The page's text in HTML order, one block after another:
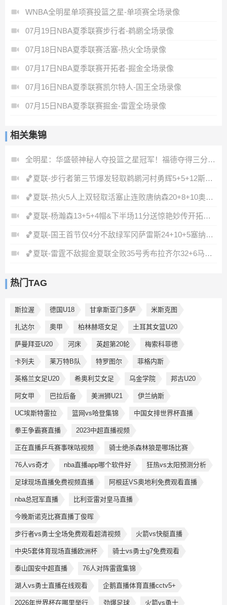
WNBA全明星单项赛投篮之星-单项赛全场录像
07月19日NBA夏季联赛步行者-鹈鹕全场录像
07月18日NBA夏季联赛活塞-热火全场录像
07月17日NBA夏季联赛开拓者-掘金全场录像
07月16日NBA夏季联赛凯尔特人-国王全场录像
07月15日NBA夏季联赛掘金-雷霆全场录像
相关集锦
全明星：华盛顿神秘人夺投篮之星冠军！福德夺得三分大赛冠军！
🏀夏联-步行者第三节爆发轻取鹈鹕河村勇辉5+5+12斯劳森22分
🏀夏联-热火5人上双轻取活塞止连败唐纳森20+8+10奥科里27分
🏀夏联-杨瀚森13+5+4帽&下半场11分送惊艳妙传开拓者力克掘金
🏀夏联-国王首节仅4分不敌绿军冈萨雷斯24+10+5塞纳克10+12
🏀夏联-雷霆不敌掘金夏联全败35号秀布拉齐尔32+6马拉14+7+6
热门TAG
斯拉渥 德国U18 甘拿斯亚门多萨 米斯克图
扎达尔 奥甲 柏林赫塔女足 土耳其女篮U20
萨曼拜亚U20 河床 英超第20轮 梅索科菲德
卡列夫 莱万特B队 特罗图尔 菲格内斯
英格兰女足U20 希奥利艾女足 乌金学院 邦古U20
阿女甲 巴拉后备 美洲狮U21 伊兰纳斯
UC埃斯特雷拉 篮网vs哈登集锦 中国女排世界杯直播
拳王争霸赛直播 2023中超直播视频
正在直播乒乓赛事咪咕视频 骑士绝杀森林狼是哪场比赛
76人vs奇才 nba直播app哪个软件好 狂热vs太阳预测分析
足球现场直播免费视频直播 阿根廷VS奥地利免费观看直播
nba总冠军直播 比利亚雷对皇马直播
今晚斯诺克比赛直播丁俊晖
步行者vs勇士全场免费观看超清视频 火箭vs快艇直播
中央5套体育现场直播欧洲杯 骑士vs勇士g7免费观看
泰山国安中超直播 76人对阵雷霆集锦
湖人vs勇士直播在线观看 企鹅直播体育直播cctv5+
2026年世界杯在哪里举行 劲爆足球 火箭vs勇士